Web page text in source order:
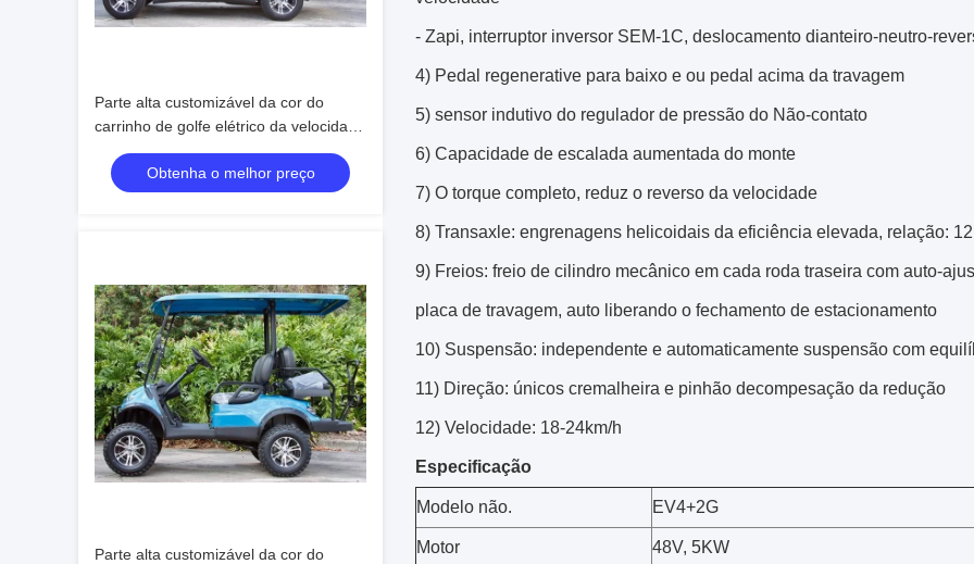
Parte alta customizável da cor do
carrinho de golfe elétrico da velocidade
máxima 30mph atualizável
Obtenha o melhor preço
Parte alta customizável da cor do
- Zapi, interruptor inversor SEM-1C, deslocamento dianteiro-neutro-
4) Pedal regenerative para baixo e ou pedal acima da travagem
5) sensor indutivo do regulador de pressão do Não-contato
6) Capacidade de escalada aumentada do monte
7) O torque completo, reduz o reverso da velocidade
8) Transaxle: engrenagens helicoidais da eficiência elevada, relação:
9) Freios: freio de cilindro mecânico em cada roda traseira com auto-
placa de travagem, auto liberando o fechamento de estacionamento
10) Suspensão: independente e automaticamente suspensão com
11) Direção: únicos cremalheira e pinhão decompesação da redução
12) Velocidade: 18-24km/h
Especificação
Modelo não. EV4+2G
Motor 48V, 5KW